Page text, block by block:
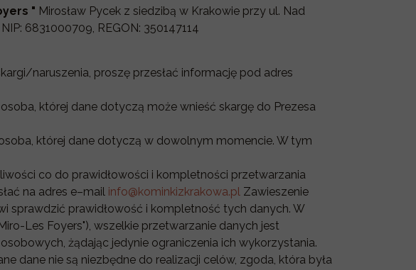
" Mirosław Pycek z siedzibą w Krakowie przy ul. Nad
NIP: 6831000709, REGON: 350147114
naruszenia, proszę przesłać informację pod adres
której dane dotyczą może wnieść skargę do Prezesa
której dane dotyczą w dowolnym momencie. W tym
co do prawidłowości i kompletności przetwarzania
na adres e–mail info@kominkizkrakowa.pl Zawieszenie
sprawdzić prawidłowość i kompletność tych danych. W
Les Foyers"), wszelkie przetwarzanie danych jest
żądając jedynie ograniczenia ich wykorzystania.
dane nie są niezbędne do realizacji celów, zgoda, która była